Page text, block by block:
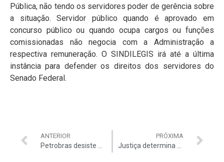
Pública, não tendo os servidores poder de gerência sobre
a situação. Servidor público quando é aprovado em
concurso público ou quando ocupa cargos ou funções
comissionadas não negocia com a Administração a
respectiva remuneração. O SINDILEGIS irá até a última
instância para defender os direitos dos servidores do
Senado Federal.
ANTERIOR PRÓXIMA